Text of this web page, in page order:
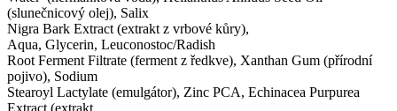
(slunečnicový olej), Salix
Nigra Bark Extract (extrakt z vrbové kůry),
Aqua, Glycerin, Leuconostoc/Radish
Root Ferment Filtrate (ferment z ředkve), Xanthan Gum (přírodní
pojivo), Sodium
Stearoyl Lactylate (emulgátor), Zinc PCA, Echinacea Purpurea